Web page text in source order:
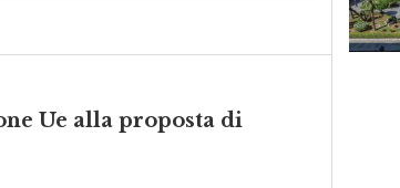
Ue alla proposta di